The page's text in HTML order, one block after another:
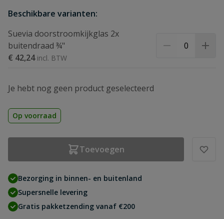
Beschikbare varianten:
Suevia doorstroomkijkglas 2x
buitendraad ¾"
€ 42,24
Je hebt nog geen product geselecteerd
Op voorraad
Toevoegen
Bezorging in binnen- en buitenland
Supersnelle levering
Gratis pakketzending vanaf €200